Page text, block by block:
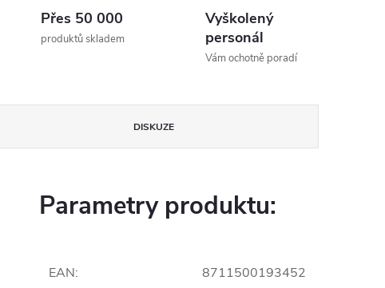
Přes 50 000
produktů skladem
Vyškolený
personál
Vám ochotně poradí
DISKUZE
Parametry produktu:
EAN: 8711500193452